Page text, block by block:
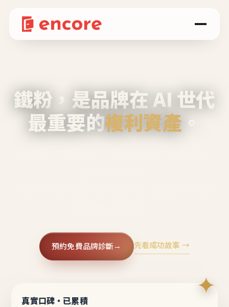
鐵粉，是品牌在 AI 世代
最重要的複利資產 。
預約免費品牌診斷→ 先看成功故事 →
✦
真實口碑・已累積